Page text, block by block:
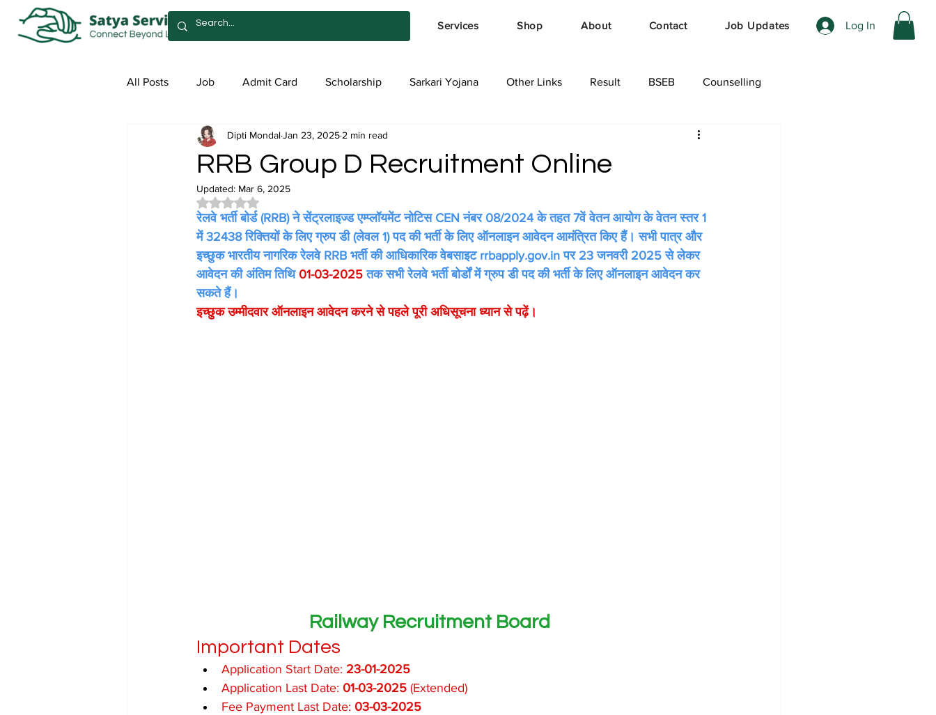
Services Shop About Contact Job Updates Log In
All Posts Job Admit Card Scholarship Sarkari Yojana Other Links Result BSEB Counselling
Admission Satya Services
RRB Group D Recruitment Online
Dipti MondalJan 23, 2025 2 min read
Updated: Mar 6, 2025
Rated NaN out of 5 stars.
रेलवे भर्ती बोर्ड (RRB) ने सेंट्रलाइज्ड एम्प्लॉयमेंट नोटिस CEN नंबर 08/2024 के तहत 7वें वेतन आयोग के वेतन स्तर 1
में 32438 रिक्तियों के लिए ग्रुप डी (लेवल 1) पद की भर्ती के लिए ऑनलाइन आवेदन आमंत्रित किए हैं। सभी पात्र और
इच्छुक भारतीय नागरिक रेलवे RRB भर्ती की आधिकारिक वेबसाइट rrbapply.gov.in पर 23 जनवरी 2025 से लेकर
आवेदन की अंतिम तिथि 01-03-2025 तक सभी रेलवे भर्ती बोर्डों में ग्रुप डी पद की भर्ती के लिए ऑनलाइन आवेदन कर
सकते हैं।
इच्छुक उम्मीदवार ऑनलाइन आवेदन करने से पहले पूरी अधिसूचना ध्यान से पढ़ें।
Railway Recruitment Board
Important Dates
Application Start Date: 23-01-2025
Application Last Date: 01-03-2025 (Extended)
Fee Payment Last Date: 03-03-2025